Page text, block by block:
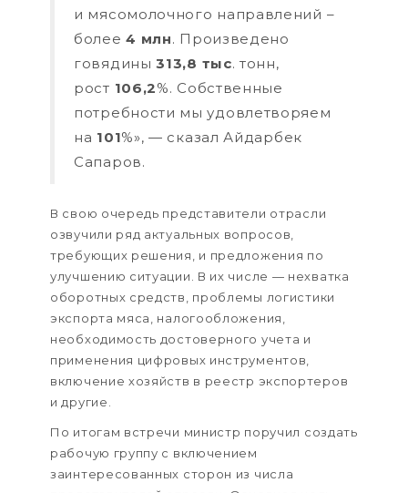
и мясомолочного направлений –
более4 млн. Произведено
говядины313,8 тыс. тонн,
рост 106,2%. Собственные
потребности мы удовлетворяем
на 101%», — сказал Айдарбек
Сапаров.
В свою очередь представители отрасли
озвучили ряд актуальных вопросов,
требующих решения, и предложения по
улучшению ситуации. В их числе — нехватка
оборотных средств, проблемы логистики
экспорта мяса, налогообложения,
необходимость достоверного учета и
применения цифровых инструментов,
включение хозяйств в реестр экспортеров
и другие.
По итогам встречи министр поручил создать
рабочую группу с включением
заинтересованных сторон из числа